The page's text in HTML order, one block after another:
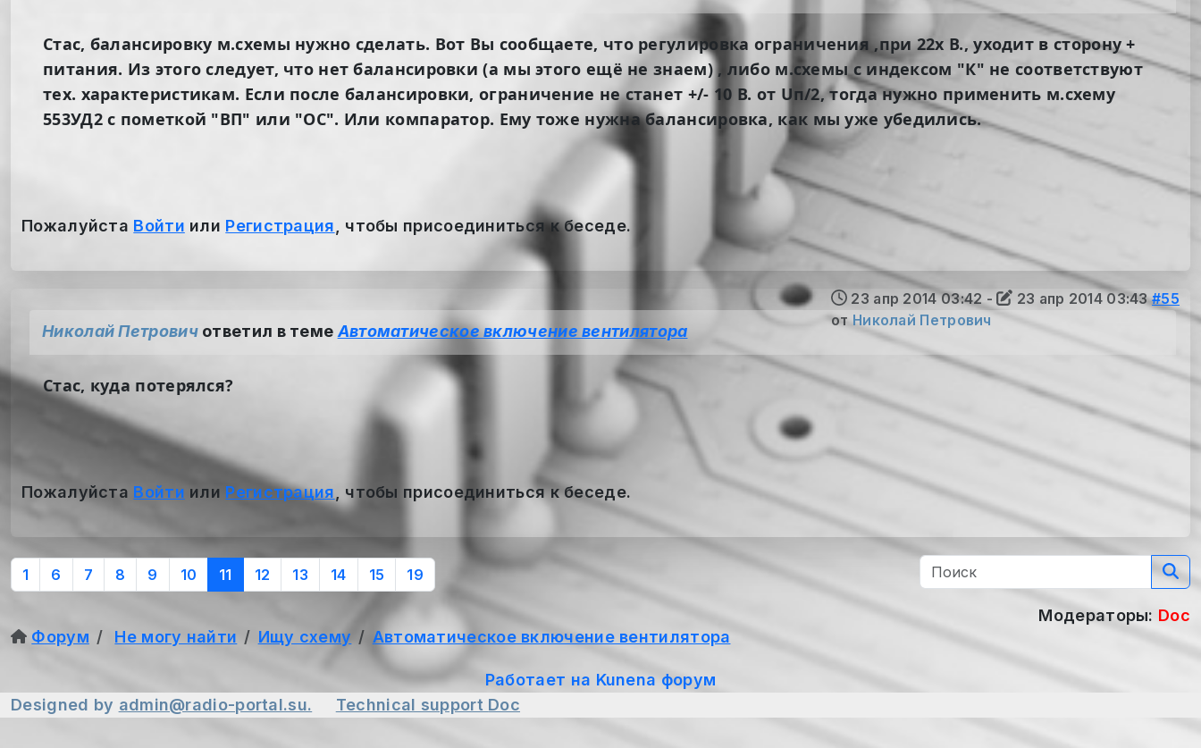
Стас, балансировку м.схемы нужно сделать. Вот Вы сообщаете, что регулировка ограничения ,при 22х В., уходит в сторону +
питания. Из этого следует, что нет балансировки (а мы этого ещё не знаем) , либо м.схемы с индексом "К" не соответствуют
тех. характеристикам. Если после балансировки, ограничение не станет +/- 10 В. от Uп/2, тогда нужно применить м.схему
553УД2 с пометкой "ВП" или "ОС". Или компаратор. Ему тоже нужна балансировка, как мы уже убедились.
Пожалуйста Войти или Регистрация , чтобы присоединиться к беседе.
23 апр 2014 03:42 - 23 апр 2014 03:43 #55
отНиколай Петрович
Николай Петровичответил в теме Автоматическое включение вентилятора
Стас, куда потерялся?
Пожалуйста Войти или Регистрация , чтобы присоединиться к беседе.
1 6 7 8 9 10 11 12 13 14 15 19
Модераторы: Doc
Форум
Не могу найти Ищу схему Автоматическое включение вентилятора
Работает на Kunena форум
Designed by admin@radio-portal.su. Technical support Doc